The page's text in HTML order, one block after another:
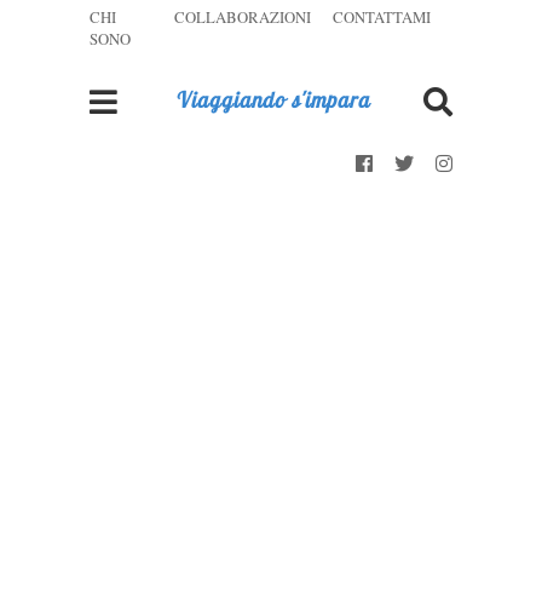
CHI
SONO
COLLABORAZIONI CONTATTAMI
Viaggiando s'impara